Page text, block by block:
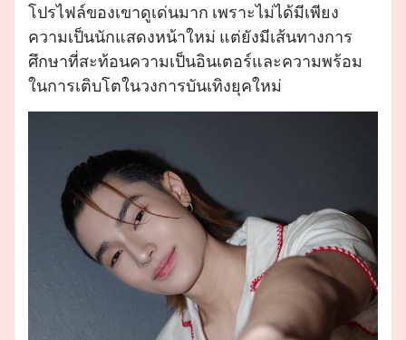
โปรไฟล์ของเขาดูเด่นมาก เพราะไม่ได้มีเพียง
ความเป็นนักแสดงหน้าใหม่ แต่ยังมีเส้นทางการ
ศึกษาที่สะท้อนความเป็นอินเตอร์และความพร้อม
ในการเติบโตในวงการบันเทิงยุคใหม่